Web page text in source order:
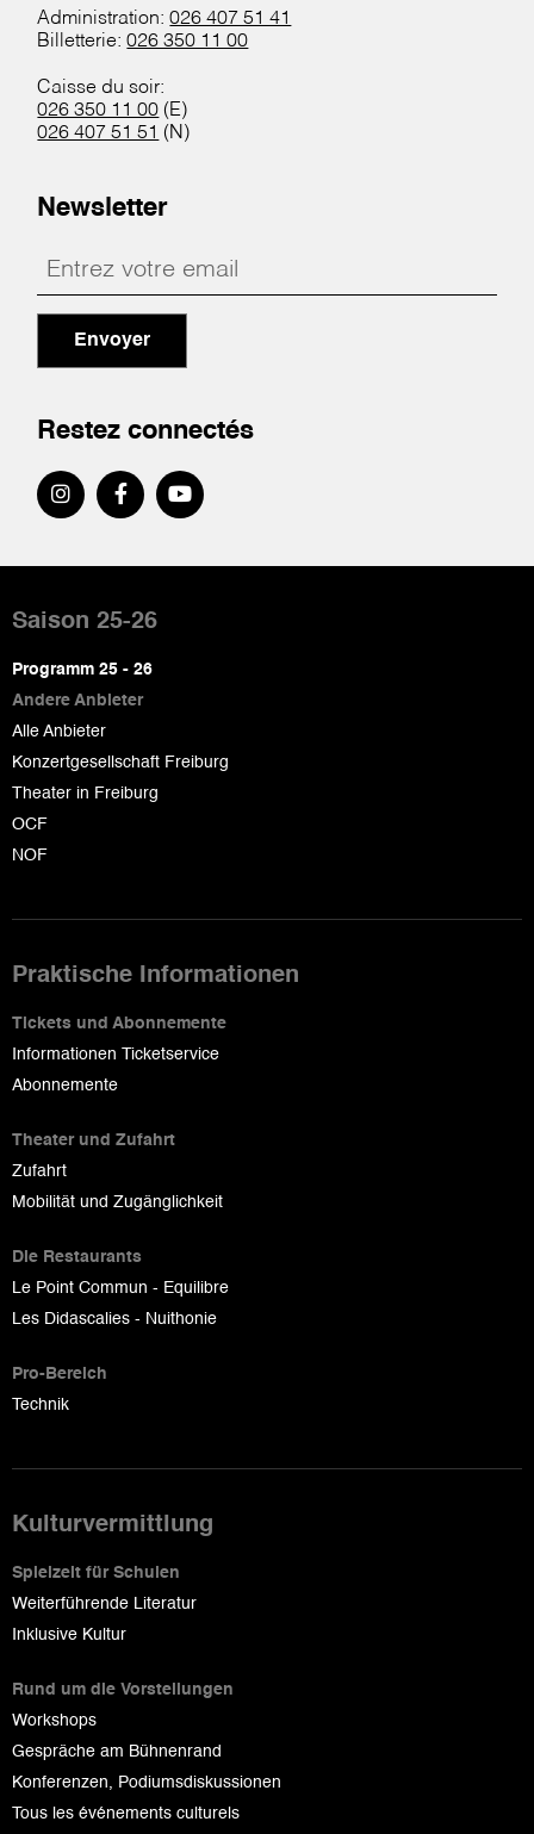
Administration:026 407 51 41
Billetterie:026 350 11 00
Caisse du soir:
026 350 11 00 (E)
026 407 51 51 (N)
Newsletter
Envoyer
Restez connectés
de
page
Saison 25-26
Programm 25 - 26
Andere Anbieter
Alle Anbieter
Konzertgesellschaft Freiburg
Theater in Freiburg
OCF
NOF
Praktische Informationen
Tickets und Abonnemente
Informationen Ticketservice
Abonnemente
Theater und Zufahrt
Zufahrt
Mobilität und Zugänglichkeit
Die Restaurants
Le Point Commun - Equilibre
Les Didascalies - Nuithonie
Pro-Bereich
Technik
Kulturvermittlung
Spielzeit für Schulen
Weiterführende Literatur
Inklusive Kultur
Rund um die Vorstellungen
Workshops
Gespräche am Bühnenrand
Konferenzen, Podiumsdiskussionen
Tous les événements culturels